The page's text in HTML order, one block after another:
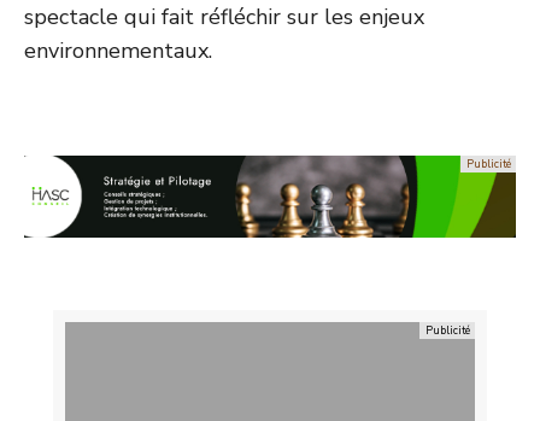
spectacle qui fait réfléchir sur les enjeux
environnementaux.